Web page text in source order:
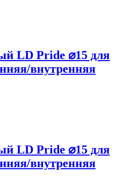
LD Pride ⌀15 для
внутренняя
LD Pride ⌀15 для
внутренняя